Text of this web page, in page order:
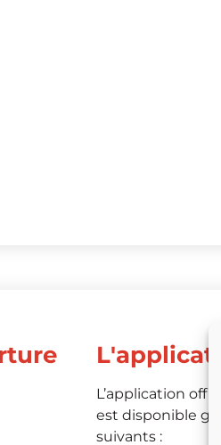
L’application
est disponible
suivants :